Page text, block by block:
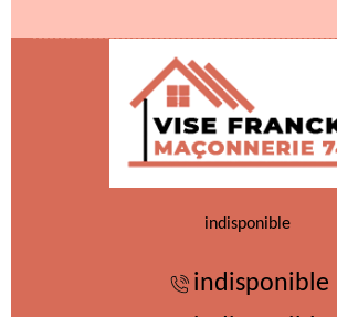
indisponible
indisponible